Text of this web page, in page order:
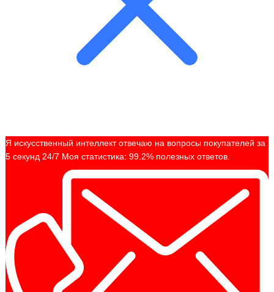
Я искусственный интеллект отвечаю на вопросы покупателей за
5 секунд 24/7 Моя статистика: 99.2% полезных ответов.